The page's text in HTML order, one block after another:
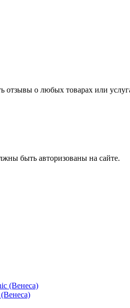
отзывы о любых товарах или
быть авторизованы на сайте.